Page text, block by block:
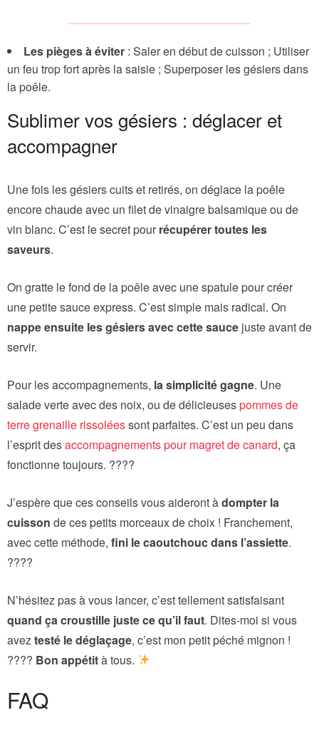
Les pièges à éviter : Saler en début de cuisson ; Utiliser
un feu trop fort après la saisie ; Superposer les gésiers dans
la poêle.
Sublimer vos gésiers : déglacer et
accompagner
Une fois les gésiers cuits et retirés, on déglace la poêle
encore chaude avec un filet de vinaigre balsamique ou de
vin blanc. C’est le secret pour récupérer toutes les
saveurs.
On gratte le fond de la poêle avec une spatule pour créer
une petite sauce express. C’est simple mais radical. On
nappe ensuite les gésiers avec cette sauce juste avant de
servir.
Pour les accompagnements, la simplicité gagne. Une
salade verte avec des noix, ou de délicieusespommes de
terre grenaille rissoléessont parfaites. C’est un peu dans
l’esprit desaccompagnements pour magret de canard, ça
fonctionne toujours. ????
J’espère que ces conseils vous aideront àdompter la
cuisson de ces petits morceaux de choix ! Franchement,
avec cette méthode, fini le caoutchouc dans l’assiette.
????️
N’hésitez pas à vous lancer, c’est tellement satisfaisant
quand ça croustille juste ce qu’il faut. Dites-moi si vous
aveztesté le déglaçage, c’est mon petit péché mignon !
???? Bon appétità tous.
FAQ